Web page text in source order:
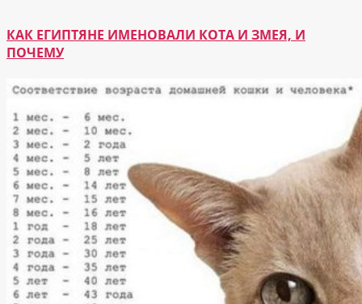
КАК ЕГИПТЯНЕ ИМЕНОВАЛИ КОТА И ЗМЕЯ, И
ПОЧЕМУ